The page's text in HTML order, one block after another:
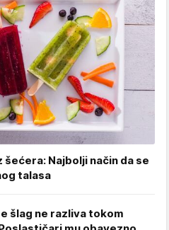
Najbolji način da se
talasa
šlag ne razliva tokom